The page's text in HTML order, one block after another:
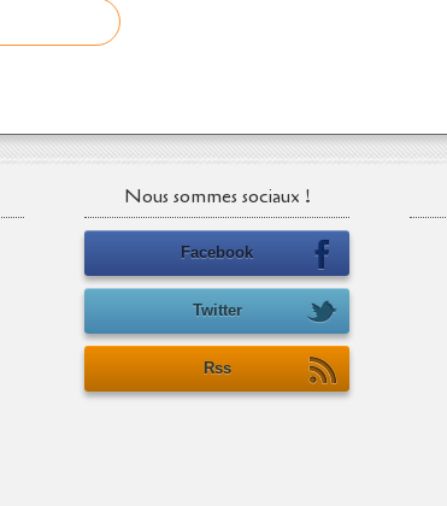
Nous sommes sociaux !
Facebook
Twitter
Rss